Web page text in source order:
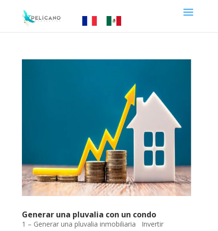
Generar una pluvalia con un condo
1 – Generar una pluvalia inmobiliaria Invertir